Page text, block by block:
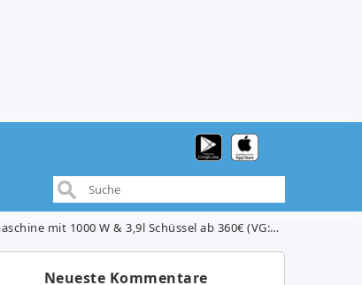
mit 1000 W & 3,9l Schüssel ab 360€ (VG: 419,39€)
Neueste Kommentare